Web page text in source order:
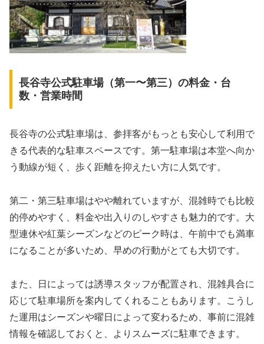
長谷寺公式駐車場（第一〜第三）の料金・台
数・営業時間
長谷寺の公式駐車場は、参拝客がもっとも安心して利用で
きる代表的な駐車スペースです。第一駐車場は本堂へ向か
う動線が短く、歩く距離を抑えたい方に人気です。
第二・第三駐車場はやや離れていますが、混雑時でも比較
的停めやすく、料金や出入りのしやすさも魅力的です。大
型連休や紅葉シーズンなどのピーク時は、午前中でも満車
になることが多いため、早めの行動がとても大切です。
また、日によっては誘導スタッフが配置され、混雑具合に
応じて駐車場所を案内してくれることもあります。こうし
た運用はシーズンや曜日によって変わるため、事前に混雑
情報を確認しておくと、よりスムーズに駐車できます。